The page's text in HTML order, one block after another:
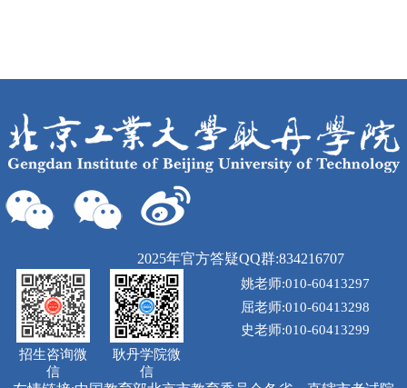
2025年官方答疑QQ群:834216707
姚老师:010-60413297
屈老师:010-60413298
史老师:010-60413299
耿丹学院微
信
招生咨询微
信